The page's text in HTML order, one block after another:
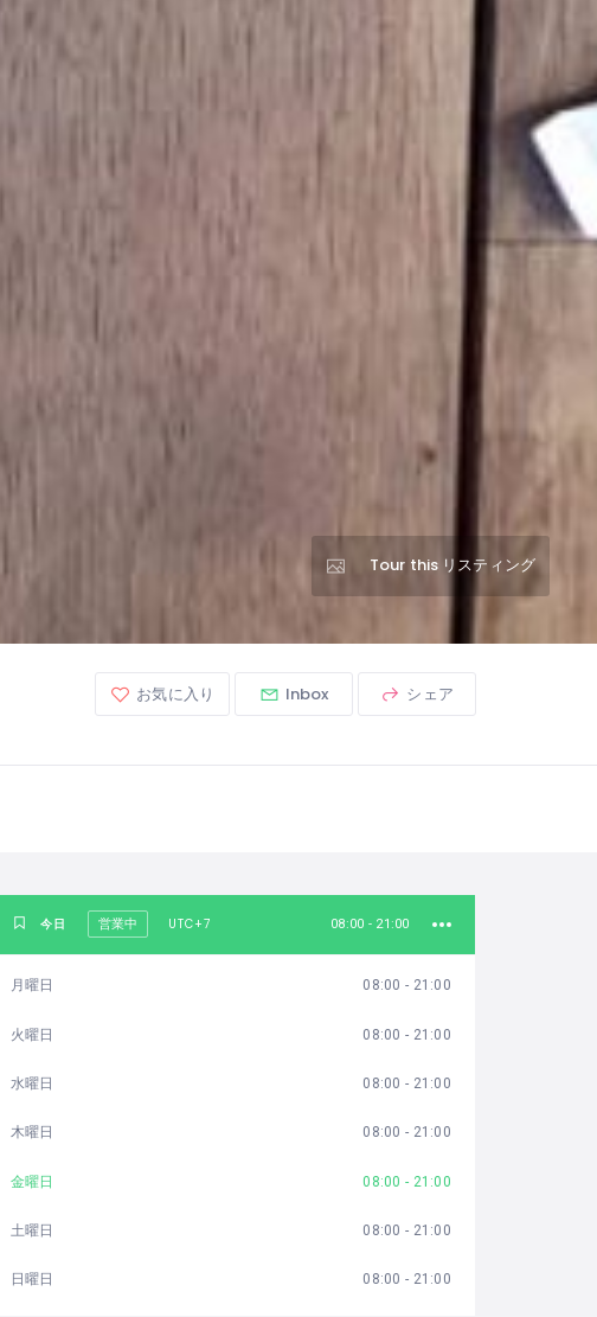
Tour this リスティング
お気に入り Inbox シェア
今日 営業中 UTC+7 08:00 - 21:00
月曜日 08:00 - 21:00
火曜日 08:00 - 21:00
水曜日 08:00 - 21:00
木曜日 08:00 - 21:00
金曜日 08:00 - 21:00
土曜日 08:00 - 21:00
日曜日 08:00 - 21:00